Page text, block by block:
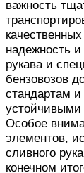
важность
надежность
рукава и
бензовозов
стандартам
устойчивыми
Особое
элементов,
сливного
конечном